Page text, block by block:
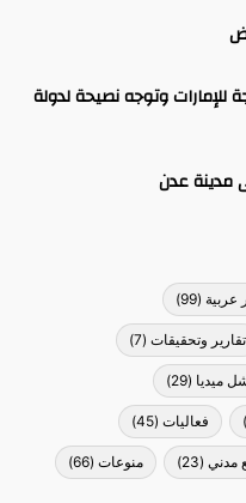
للإمارات وتوجه نصيحة لدولة
مدينة عدن
عربية (99)
تقارير وتحقيقات (7)
ميديا (29)
فعاليات (45)
مدني (23) منوعات (66)